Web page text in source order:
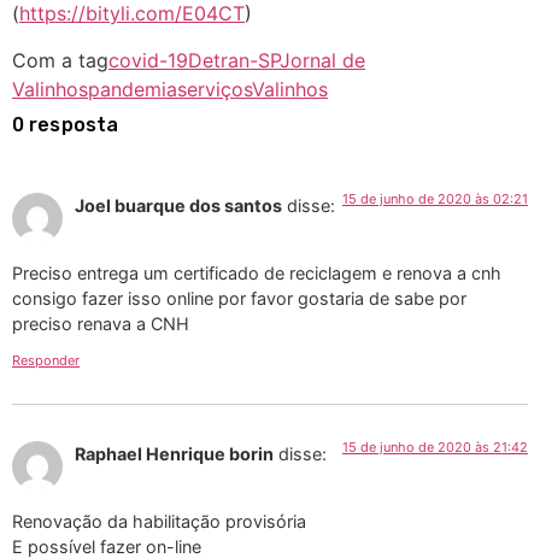
(https://bityli.com/E04CT)
Com a tagcovid-19Detran-SPJornal de
ValinhospandemiaserviçosValinhos
0 resposta
Joel buarque dos santos disse: 15 de junho de 2020 às 02:21
Preciso entrega um certificado de reciclagem e renova a cnh
consigo fazer isso online por favor gostaria de sabe por
preciso renava a CNH
Responder
Raphael Henrique borin disse: 15 de junho de 2020 às 21:42
Renovação da habilitação provisória
E possível fazer on-line